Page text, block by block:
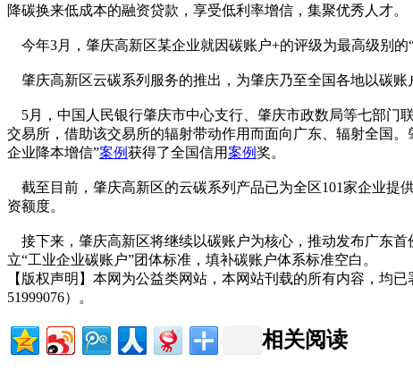
降碳换来低成本的融资贷款，享受低利率增信，集聚优秀人才。
今年3月，肇庆高新区某企业就因碳账户+的评级为最高级别的
肇庆高新区云碳系列服务的推出，为肇庆乃至全国各地以碳账
5月，中国人民银行肇庆市中心支行、肇庆市政数局等七部门
交易所，借助该交易所的辐射带动作用而面向广东、辐射全国
企业降本增信”案例获得了全国信用案例奖。
截至目前，肇庆高新区的云碳系列产品已为全区101家企业提
资额度。
接下来，肇庆高新区将继续以碳账户为核心，推动发布广东首
立“工业企业碳账户”团体标准，填补碳账户体系标准空白。
【版权声明】本网为公益类网站，本网站刊载的所有内容，均
51999076）。
相关阅读